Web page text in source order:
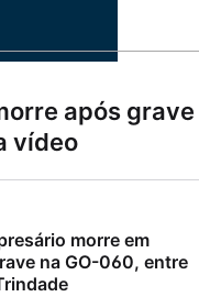
após grave
vídeo
morre em
na GO-060, entre